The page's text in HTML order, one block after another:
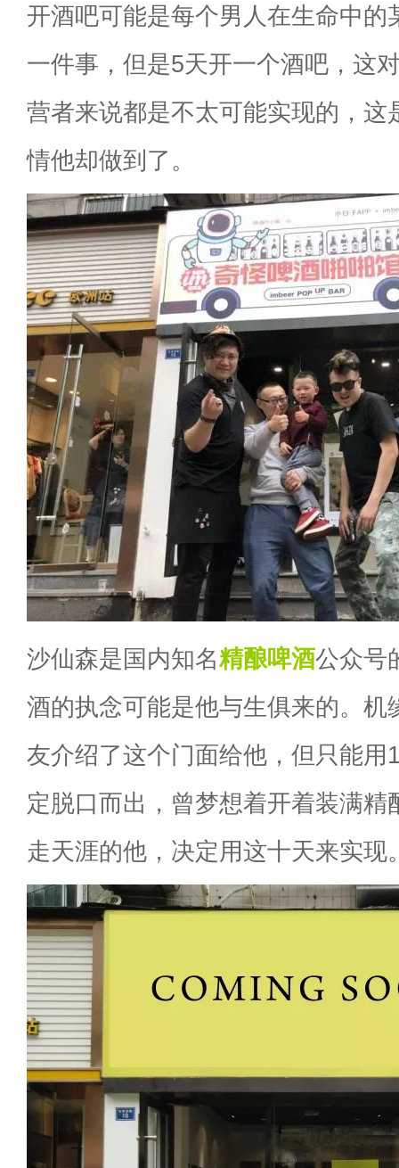
开酒吧可能是每个男人在生命中的
一件事，但是5天开一个酒吧，这
营者来说都是不太可能实现的，这
情他却做到了。
沙仙森是国内知名精酿啤酒公众号
酒的执念可能是他与生俱来的。机
友介绍了这个门面给他，但只能用
定脱口而出，曾梦想着开着装满精
走天涯的他，决定用这十天来实现